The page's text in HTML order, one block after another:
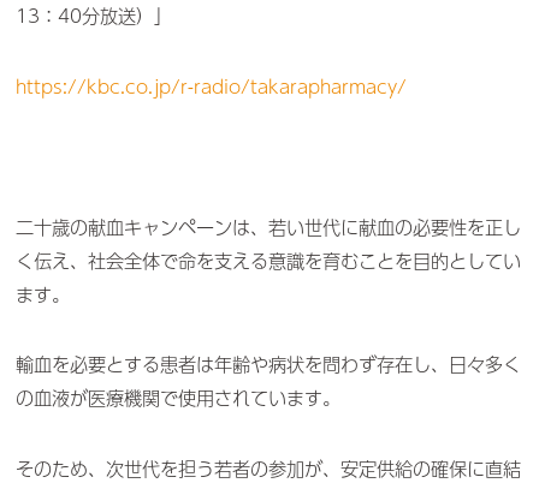
13：40分放送）」
https://kbc.co.jp/r-radio/takarapharmacy/
二十歳の献血キャンペーンは、若い世代に献血の必要性を正し
く伝え、社会全体で命を支える意識を育むことを目的としてい
ます。
輸血を必要とする患者は年齢や病状を問わず存在し、日々多く
の血液が医療機関で使用されています。
そのため、次世代を担う若者の参加が、安定供給の確保に直結